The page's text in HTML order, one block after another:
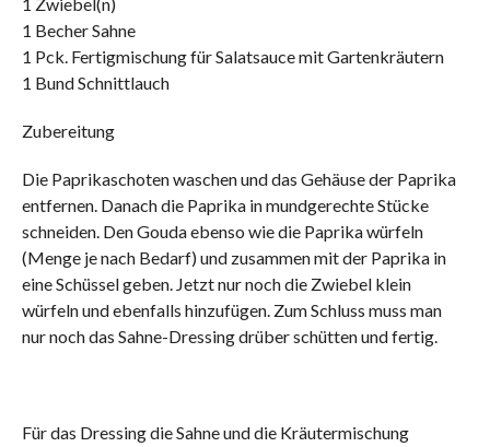
1 Becher Sahne
1 Pck. Fertigmischung für Salatsauce mit Gartenkräutern
1 Bund Schnittlauch
Zubereitung
Die Paprikaschoten waschen und das Gehäuse der Paprika
entfernen. Danach die Paprika in mundgerechte Stücke
schneiden. Den Gouda ebenso wie die Paprika würfeln
(Menge je nach Bedarf) und zusammen mit der Paprika in
eine Schüssel geben. Jetzt nur noch die Zwiebel klein
würfeln und ebenfalls hinzufügen. Zum Schluss muss man
nur noch das Sahne-Dressing drüber schütten und fertig.
Für das Dressing die Sahne und die Kräutermischung